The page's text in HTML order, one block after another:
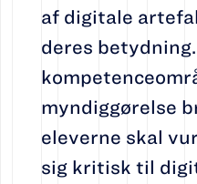
af digitale
deres
myndiggørelse
eleverne skal
sig kritisk til